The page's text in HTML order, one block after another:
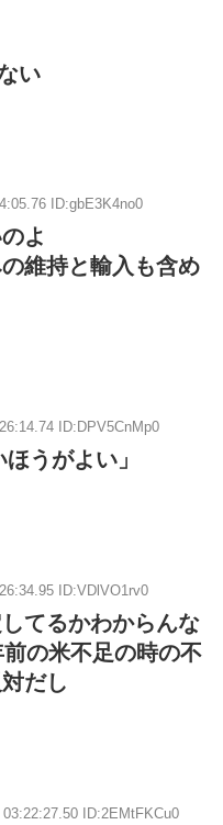
い
ID:gbE3K4no0
よ
維持と輸入も含め
ID:DPV5CnMp0
うがよい」
ID:VDlVO1rv0
てるかわからんな
の米不足の時の不
だし
03:22:27.50 ID:2EMtFKCu0